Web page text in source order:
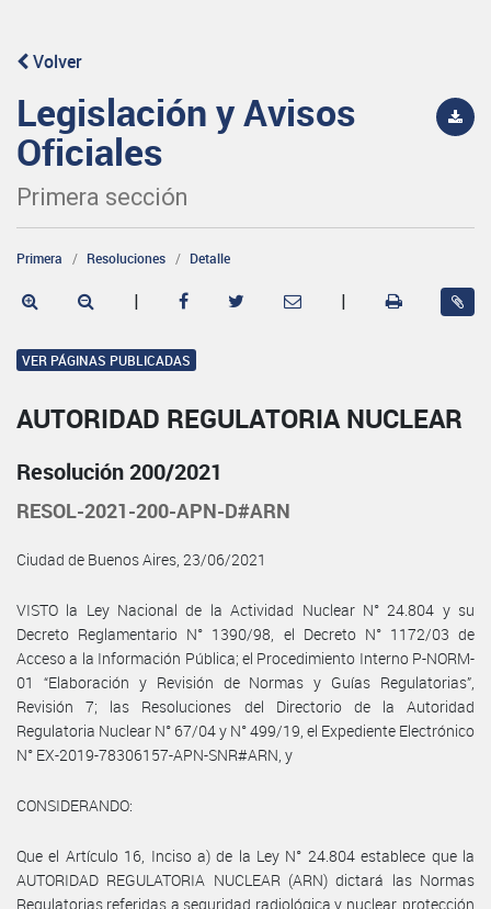
Volver
Legislación y Avisos
Oficiales
Primera sección
Primera Resoluciones Detalle
| |
VER PÁGINAS PUBLICADAS
AUTORIDAD REGULATORIA NUCLEAR
Resolución 200/2021
RESOL-2021-200-APN-D#ARN
Ciudad de Buenos Aires, 23/06/2021
VISTO la Ley Nacional de la Actividad Nuclear N° 24.804 y su
Decreto Reglamentario N° 1390/98, el Decreto N° 1172/03 de
Acceso a la Información Pública; el Procedimiento Interno P-NORM-
01 “Elaboración y Revisión de Normas y Guías Regulatorias”,
Revisión 7; las Resoluciones del Directorio de la Autoridad
Regulatoria Nuclear N° 67/04 y N° 499/19, el Expediente Electrónico
N° EX-2019-78306157-APN-SNR#ARN, y
CONSIDERANDO:
Que el Artículo 16, Inciso a) de la Ley N° 24.804 establece que la
AUTORIDAD REGULATORIA NUCLEAR (ARN) dictará las Normas
Regulatorias referidas a seguridad radiológica y nuclear, protección